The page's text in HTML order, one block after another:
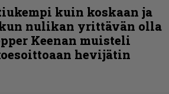
kuin koskaan ja
nulikan yrittävän olla
Keenan muisteli
hevijätin